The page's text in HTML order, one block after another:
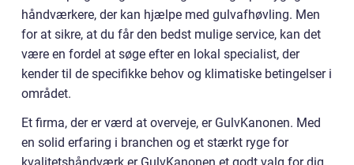
håndværkere, der kan hjælpe med gulvafhøvling. Men
for at sikre, at du får den bedst mulige service, kan det
være en fordel at søge efter en lokal specialist, der
kender til de specifikke behov og klimatiske betingelser i
området.
Et firma, der er værd at overveje, er GulvKanonen. Med
en solid erfaring i branchen og et stærkt ryge for
kvalitetshåndværk er GulvKanonen et godt valg for dig,